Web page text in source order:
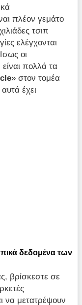
πλέον γεμάτο
τσιπ
ελέγχονται
οι
πολλά τα
» στον τομέα
έχει
δεδομένα των
βρίσκεστε σε
να μετατρέψουν